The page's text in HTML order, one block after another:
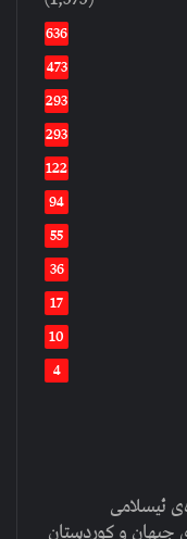
636
473
293
293
122
94
55
36
17
10
4
ئیسلامی